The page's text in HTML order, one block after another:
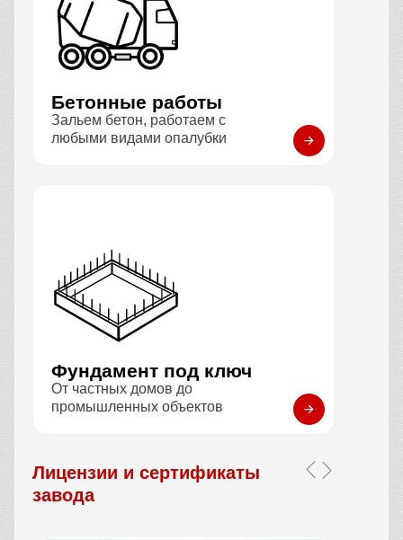
Бетонные работы
Зальем бетон, работаем с
любыми видами опалубки
Фундамент под ключ
От частных домов до
промышленных объектов
Лицензии и сертификаты
завода